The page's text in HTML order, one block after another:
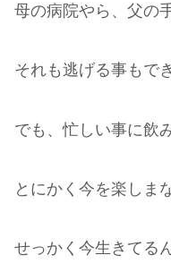
母の病院やら、父の
それも逃げる事もで
でも、忙しい事に飲
とにかく今を楽しま
せっかく今生きてる